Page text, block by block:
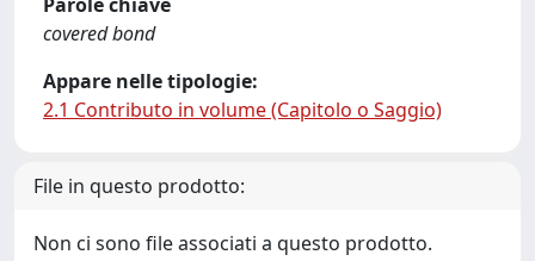
covered bond
Appare nelle tipologie:
2.1 Contributo in volume (Capitolo o Saggio)
File in questo prodotto:
Non ci sono file associati a questo prodotto.